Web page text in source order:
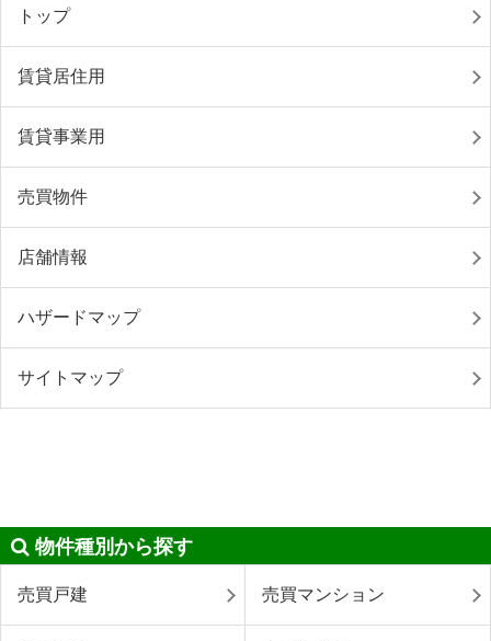
トップ
賃貸居住用
賃貸事業用
売買物件
店舗情報
ハザードマップ
サイトマップ
物件種別から探す
売買戸建 売買マンション